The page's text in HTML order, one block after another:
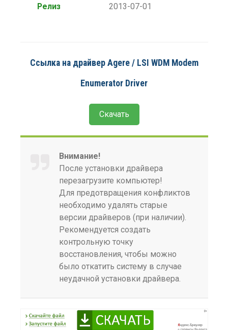
Релиз 2013-07-01
Ссылка на драйвер Agere / LSI WDM Modem
Enumerator Driver
Скачать
Внимание!
После установки драйвера
перезагрузите компьютер!
Для предотвращения конфликтов
необходимо удалять старые
версии драйверов (при наличии).
Рекомендуется создать
контрольную точку
восстановления, чтобы можно
было откатить систему в случае
неудачной установки драйвера.